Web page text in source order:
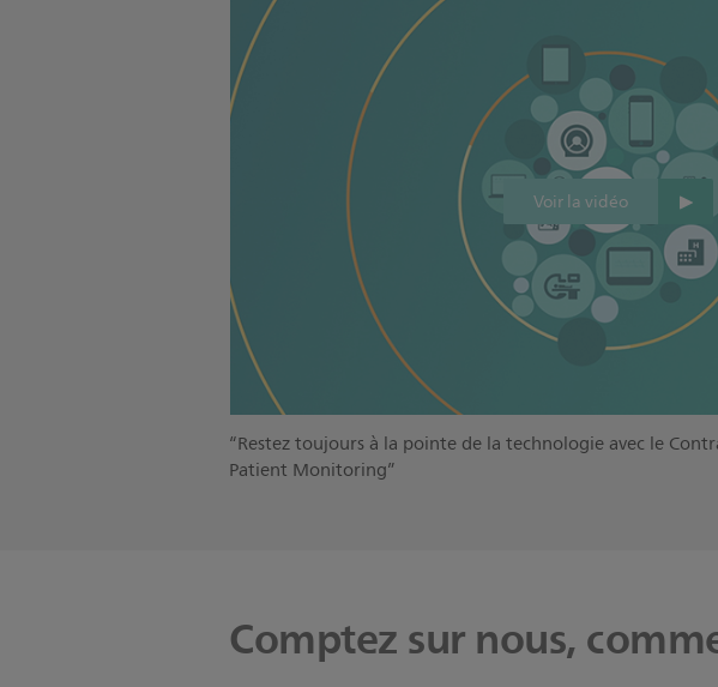
Voir la vidéo
“Restez toujours à la pointe de la technologie avec le
Patient Monitoring”
Comptez sur nous,